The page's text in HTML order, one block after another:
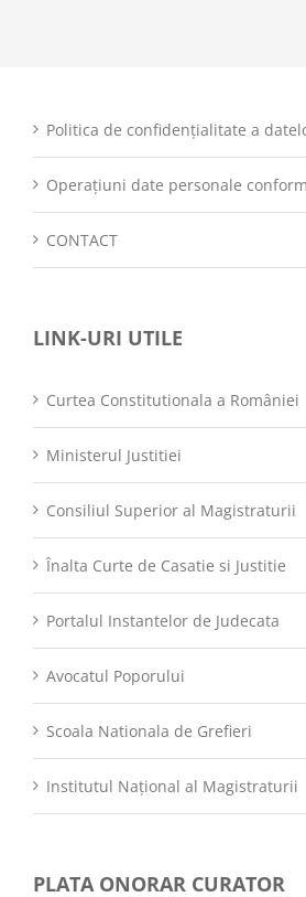
Politica de confidențialitate a
Operațiuni date personale conform
CONTACT
LINK-URI UTILE
Curtea Constitutionala a României
Ministerul Justitiei
Consiliul Superior al Magistraturii
Înalta Curte de Casatie si Justitie
Portalul Instantelor de Judecata
Avocatul Poporului
Scoala Nationala de Grefieri
Institutul Național al Magistraturii
PLATA ONORAR CURATOR